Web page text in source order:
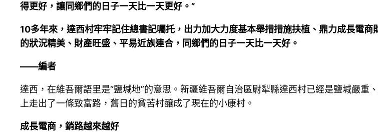
得更好，讓同鄉們的日子一天比一天更好。”
10多年來，達西村牢牢記住總書記囑托，出力加大力度基本舉措措施扶植、鼎力成長電
的狀況精美、財產旺盛、平易近族連合，同鄉們的日子一天比一天好。
——編者
達西，在維吾爾語里是“鹽堿地”的意思。新疆維吾爾自治區尉犁縣達西村已經是鹽堿嚴
上走出了一條致富路，舊日的貧苦村釀成了現在的小康村。
成長電商，銷路越來越好